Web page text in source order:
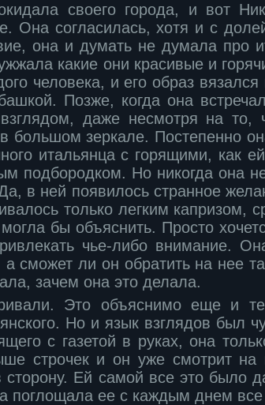
своего города, и вот
Она согласилась, хотя и с
она и думать не думала про
какие они красивые и
человека, и его образ
Позже, когда она
взглядом, даже несмотря на то,
большом зеркале. Постепенно
итальянца с горящими, как
подбородком. Но никогда она
в ней появилось странное
только легким капризом,
бы объяснить. Просто
чье-либо внимание.
сможет ли он обратить на нее
зачем она это делала.
Это объяснимо еще и
Но и язык взглядов был
с газетой в руках, она
строчек и он уже смотрит
сторону. Ей самой все это было
поглощала ее с каждым днем